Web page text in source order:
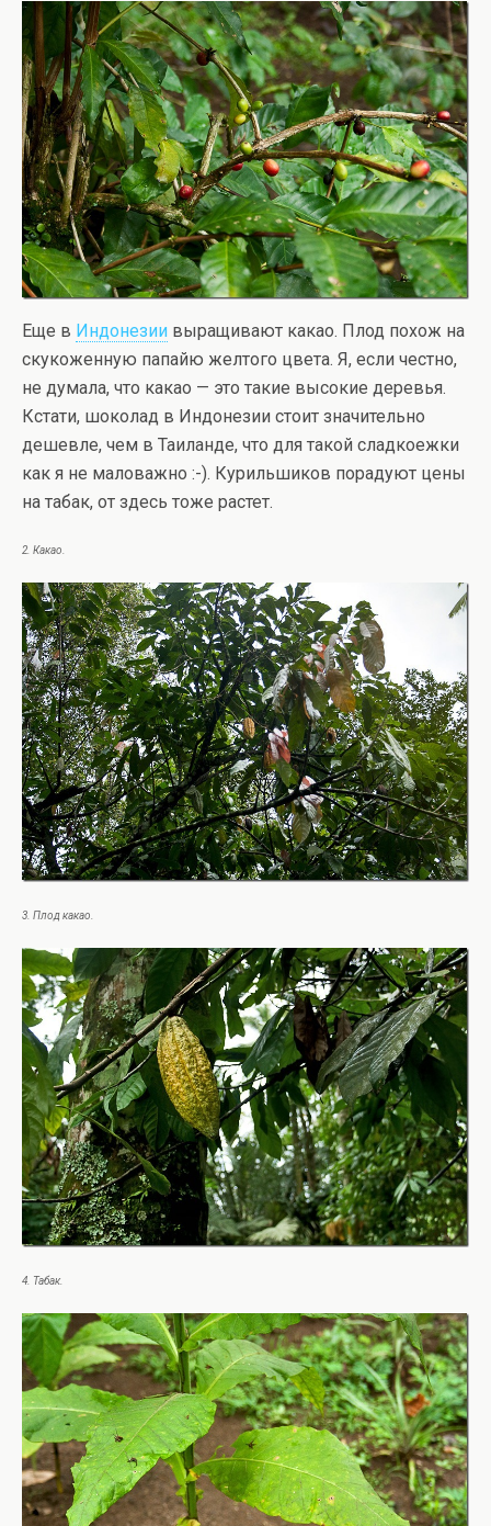
Еще в Индонезии выращивают какао. Плод похож на
скукоженную папайю желтого цвета. Я, если честно,
не думала, что какао — это такие высокие деревья.
Кстати, шоколад в Индонезии стоит значительно
дешевле, чем в Таиланде, что для такой сладкоежки
как я не маловажно :-). Курильшиков порадуют цены
на табак, от здесь тоже растет.
2. Какао.
3. Плод какао.
4. Табак.